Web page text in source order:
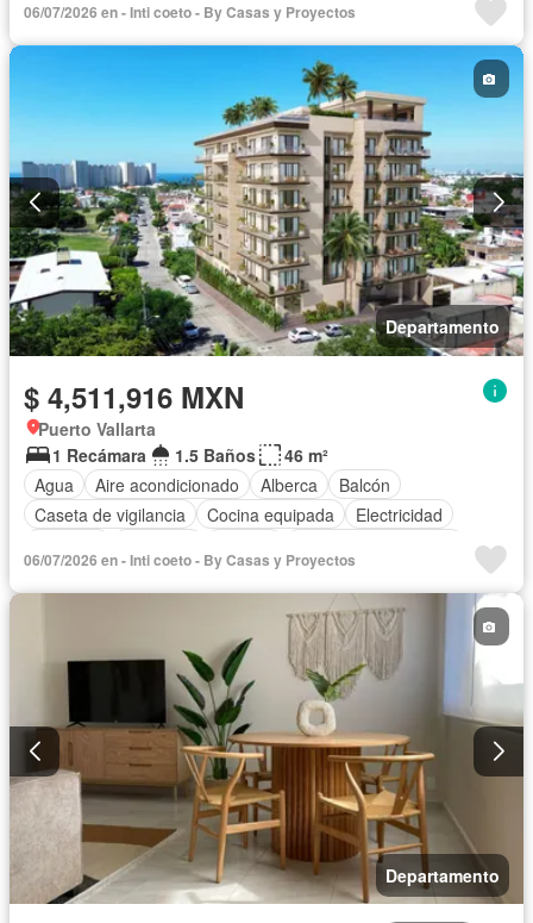
Aire acondicionado
Electricidad Azotea
Agua
06/07/2026 en - Inti coeto - By Casas y Proyectos
Departamento
$ 4,511,916 MXN
Puerto Vallarta
1 Recámara
1.5 Baños
46 m²
Agua
Aire acondicionado Alberca
Balcón
Caseta de vigilancia
Cocina equipada
Electricidad
Azotea
Seguridad Televisión por cable
Sin amueblar
06/07/2026 en - Inti coeto - By Casas y Proyectos
Departamento